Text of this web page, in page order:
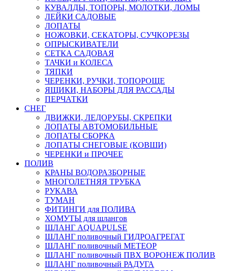
КУВАЛДЫ, ТОПОРЫ, МОЛОТКИ, ЛОМЫ
ЛЕЙКИ САДОВЫЕ
ЛОПАТЫ
НОЖОВКИ, СЕКАТОРЫ, СУЧКОРЕЗЫ
ОПРЫСКИВАТЕЛИ
СЕТКА САДОВАЯ
ТАЧКИ и КОЛЕСА
ТЯПКИ
ЧЕРЕНКИ, РУЧКИ, ТОПОРОЩЕ
ЯЩИКИ, НАБОРЫ ДЛЯ РАССАДЫ
ПЕРЧАТКИ
СНЕГ
ДВИЖКИ, ЛЕДОРУБЫ, СКРЕПКИ
ЛОПАТЫ АВТОМОБИЛЬНЫЕ
ЛОПАТЫ СБОРКА
ЛОПАТЫ СНЕГОВЫЕ (КОВШИ)
ЧЕРЕНКИ и ПРОЧЕЕ
ПОЛИВ
КРАНЫ ВОДОРАЗБОРНЫЕ
МНОГОЛЕТНЯЯ ТРУБКА
РУКАВА
ТУМАН
ФИТИНГИ для ПОЛИВА
ХОМУТЫ для шлангов
ШЛАНГ AQUAPULSE
ШЛАНГ поливочный ГИДРОАГРЕГАТ
ШЛАНГ поливочный МЕТЕОР
ШЛАНГ поливочный ПВХ ВОРОНЕЖ ПОЛИВ
ШЛАНГ поливочный РАДУГА